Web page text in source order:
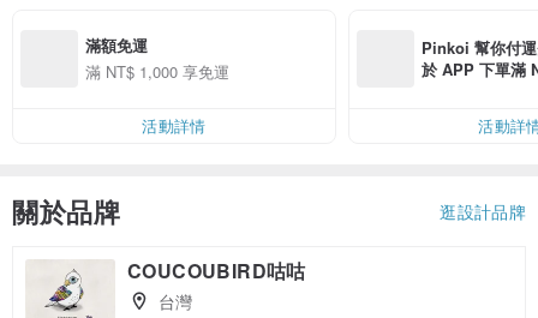
滿額免運
滿 NT$ 1,000 享免運
活動詳情
Pinkoi 幫你付
於 APP 下單滿
活動詳
關於品牌 逛設計品牌
COUCOUBIRD咕咕
台灣